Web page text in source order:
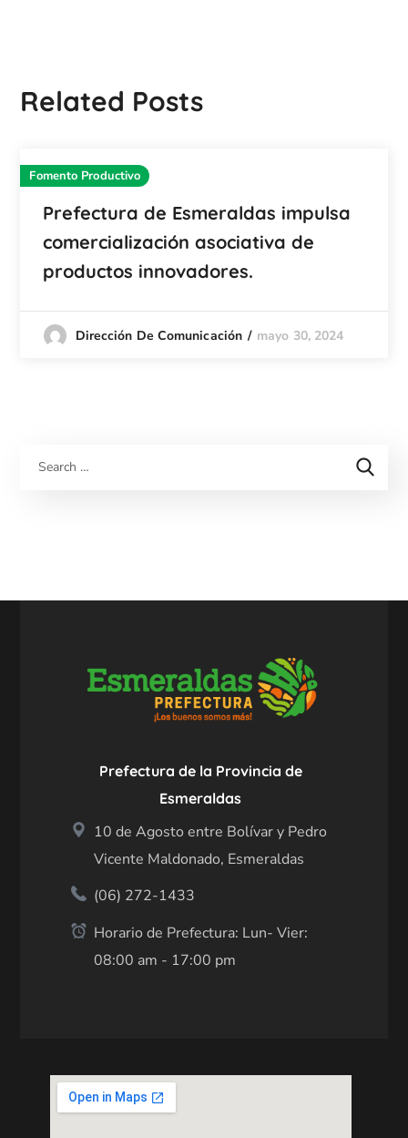
Related Posts
Fomento Productivo
Prefectura de Esmeraldas impulsa
comercialización asociativa de
productos innovadores.
Dirección De Comunicación mayo 30, 2024
Prefectura de la Provincia de
Esmeraldas
10 de Agosto entre Bolívar y Pedro
Vicente Maldonado, Esmeraldas
(06) 272-1433
Horario de Prefectura: Lun- Vier:
08:00 am - 17:00 pm